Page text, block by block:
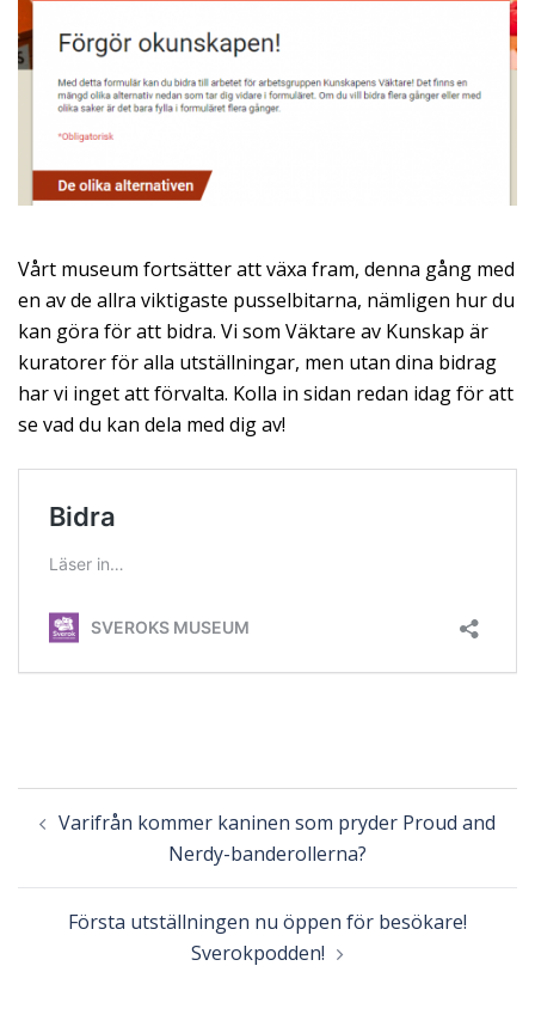
Vårt museum fortsätter att växa fram, denna gång med
en av de allra viktigaste pusselbitarna, nämligen hur du
kan göra för att bidra. Vi som Väktare av Kunskap är
kuratorer för alla utställningar, men utan dina bidrag
har vi inget att förvalta. Kolla in sidan redan idag för att
se vad du kan dela med dig av!
Inläggsnavigering
Varifrån kommer kaninen som pryder Proud and
Nerdy-banderollerna?
Första utställningen nu öppen för besökare!
Sverokpodden!